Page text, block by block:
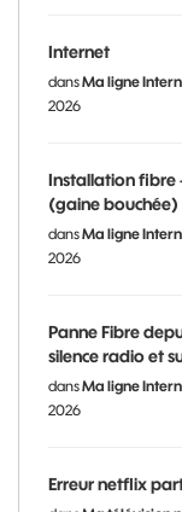
Internet
dansMa ligne
2026
Installation fibre
(gaine bouchée)
dansMa ligne
2026
Panne Fibre
silence radio et
dansMa ligne
2026
Erreur netflix